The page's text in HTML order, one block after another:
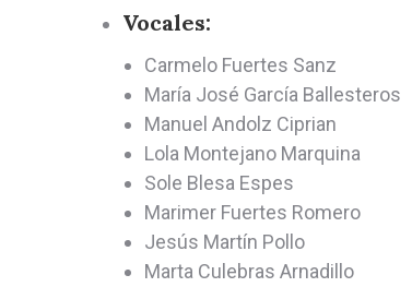
Vocales:
Carmelo Fuertes Sanz
María José García Ballesteros
Manuel Andolz Ciprian
Lola Montejano Marquina
Sole Blesa Espes
Marimer Fuertes Romero
Jesús Martín Pollo
Marta Culebras Arnadillo